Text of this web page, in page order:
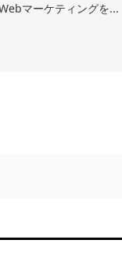
マーケティングを...